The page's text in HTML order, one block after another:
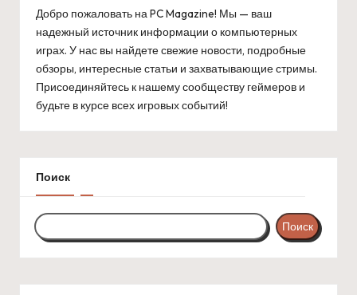
Добро пожаловать на PC Magazine! Мы — ваш
надежный источник информации о компьютерных
играх. У нас вы найдете свежие новости, подробные
обзоры, интересные статьи и захватывающие стримы.
Присоединяйтесь к нашему сообществу геймеров и
будьте в курсе всех игровых событий!
Поиск
Поиск